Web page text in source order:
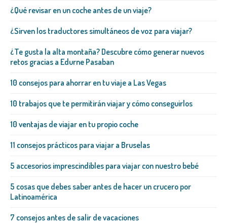
¿Qué revisar en un coche antes de un viaje?
¿Sirven los traductores simultáneos de voz para viajar?
¿Te gusta la alta montaña? Descubre cómo generar nuevos
retos gracias a Edurne Pasaban
10 consejos para ahorrar en tu viaje a Las Vegas
10 trabajos que te permitirán viajar y cómo conseguirlos
10 ventajas de viajar en tu propio coche
11 consejos prácticos para viajar a Bruselas
5 accesorios imprescindibles para viajar con nuestro bebé
5 cosas que debes saber antes de hacer un crucero por
Latinoamérica
7 consejos antes de salir de vacaciones